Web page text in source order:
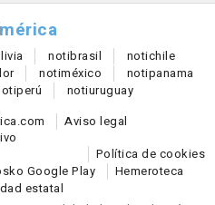
mérica
notibrasil notichile
notiméxico notipanama
perú notiuruguay
Aviso legal
Política de cookies
Google Play
Hemeroteca
estatal